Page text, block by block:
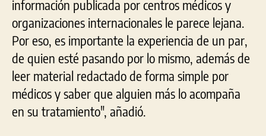
información publicada por centros médicos y
organizaciones internacionales le parece lejana.
Por eso, es importante la experiencia de un par,
de quien esté pasando por lo mismo, además de
leer material redactado de forma simple por
médicos y saber que alguien más lo acompaña
en su tratamiento", añadió.